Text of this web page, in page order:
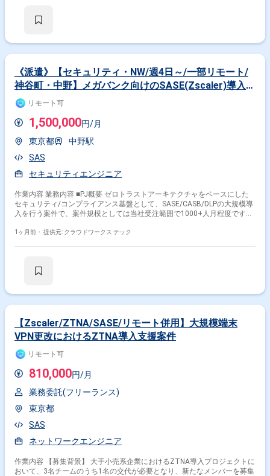
《派遣》【セキュリティ・NW/週4日～/一部リモート/
神谷町・中野】メガバンク向けのSASE(Zscaler)導入業
務案件リモート可
1,500,000円/月
東京都
中野駅
SAS
セキュリティエンジニア
作業内容 業務内容 ■PJ概要 ゼロトラストアーキテクチャをベースにした
セキュリティ/コンプライアンス基盤として、SASE/CASB/DLPの大規模導
入を行う案件で、案件規模としては当社受注範囲で1000+人月程度です。
ブルのトラブルシュートおよび技術課題対応。 ■ 雇用形態：派遣社員（週
休憩1時間） ※残業：ほぼなし ■ 休日・休暇 完全週休2日制（土日祝） 年
おいてシステム構築や運用を支援している大手SIer様になります。 エンド
クライアントはメガバンク様となります。 ■募集背景 某メガバンクでの
SASE導入案件のテストフェーズにおける代替要員の募集
1ヶ月前・ 提供元: クラウドワークス テック
【Zscaler/ZTNA/SASE/リモート併用】大規模端末
VPN更改におけるZTNA導入支援案件
リモート可
810,000円/月
業務委託(フリーランス)
東京都
SAS
ネットワークエンジニア
作業内容 【募集背景】 大手小売系企業におけるZTNA導入プロジェクトに
おいて、3名チームのうち1名の交代が必要となり、新たなメンバーを募集